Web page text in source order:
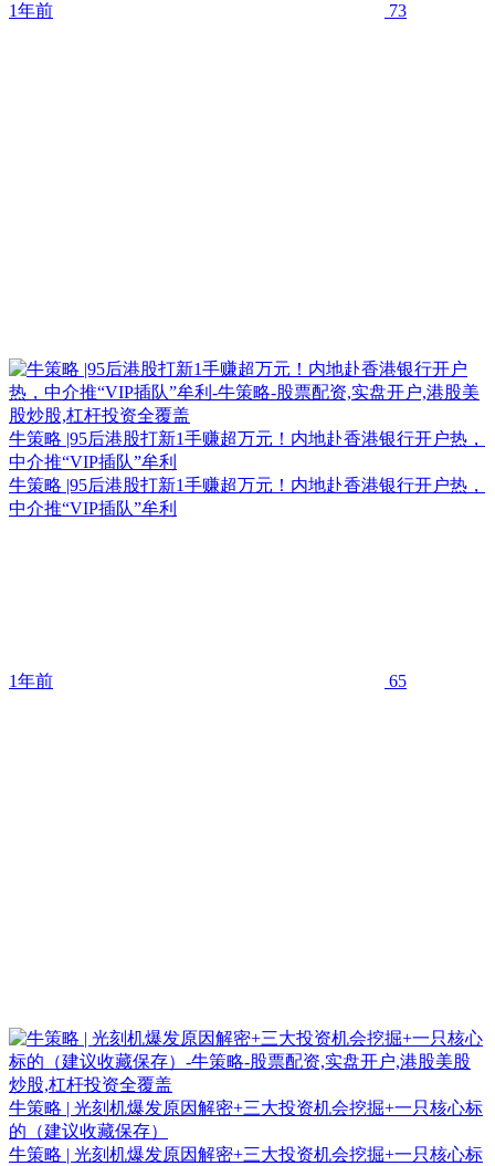
1年前 73
牛策略 |95后港股打新1手赚超万元！内地赴香港银行开户热，
中介推“VIP插队”牟利
牛策略 |95后港股打新1手赚超万元！内地赴香港银行开户热，
中介推“VIP插队”牟利
1年前 65
牛策略 | 光刻机爆发原因解密+三大投资机会挖掘+一只核心标
的（建议收藏保存）
牛策略 | 光刻机爆发原因解密+三大投资机会挖掘+一只核心标